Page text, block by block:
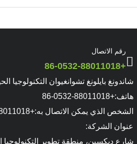
رقم الاتصال
+86-0532-88011018
شاندونغ بايلونغ تشوانغيوان التكنولوجيا
هاتف:+86-0532-88011018
الشخص الذي يمكن الاتصال به:+86-0532-88011018
عنوان الشركة:
شارع ديكسين، منطقة تطوير التكنولوجيا